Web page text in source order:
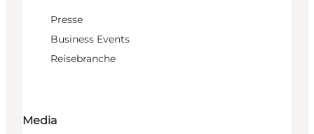
Presse
Business Events
Reisebranche
Media